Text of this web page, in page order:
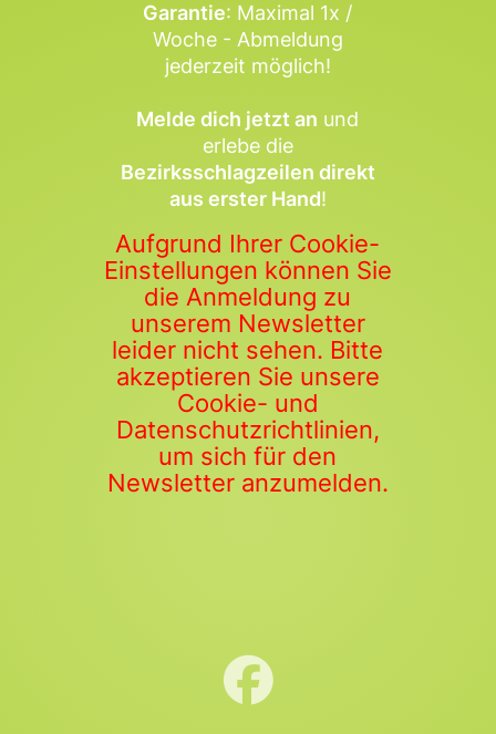
Garantie: Maximal 1x /
Woche - Abmeldung
jederzeit möglich!
Melde dich jetzt an und
erlebe die
Bezirksschlagzeilen direkt
aus erster Hand!
Aufgrund Ihrer Cookie-
Einstellungen können Sie
die Anmeldung zu
unserem Newsletter
leider nicht sehen. Bitte
akzeptieren Sie unsere
Cookie- und
Datenschutzrichtlinien,
um sich für den
Newsletter anzumelden.